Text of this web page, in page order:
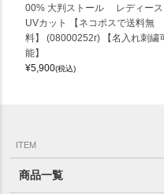
00% 大判ストール レディース
UVカット 【ネコポスで送料無
料】 (08000252r) 【名入れ刺繍
能】
¥5,900(税込)
ITEM
商品一覧